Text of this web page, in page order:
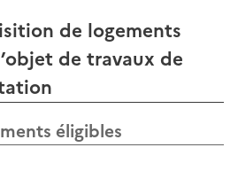
de logements
de travaux de
éligibles